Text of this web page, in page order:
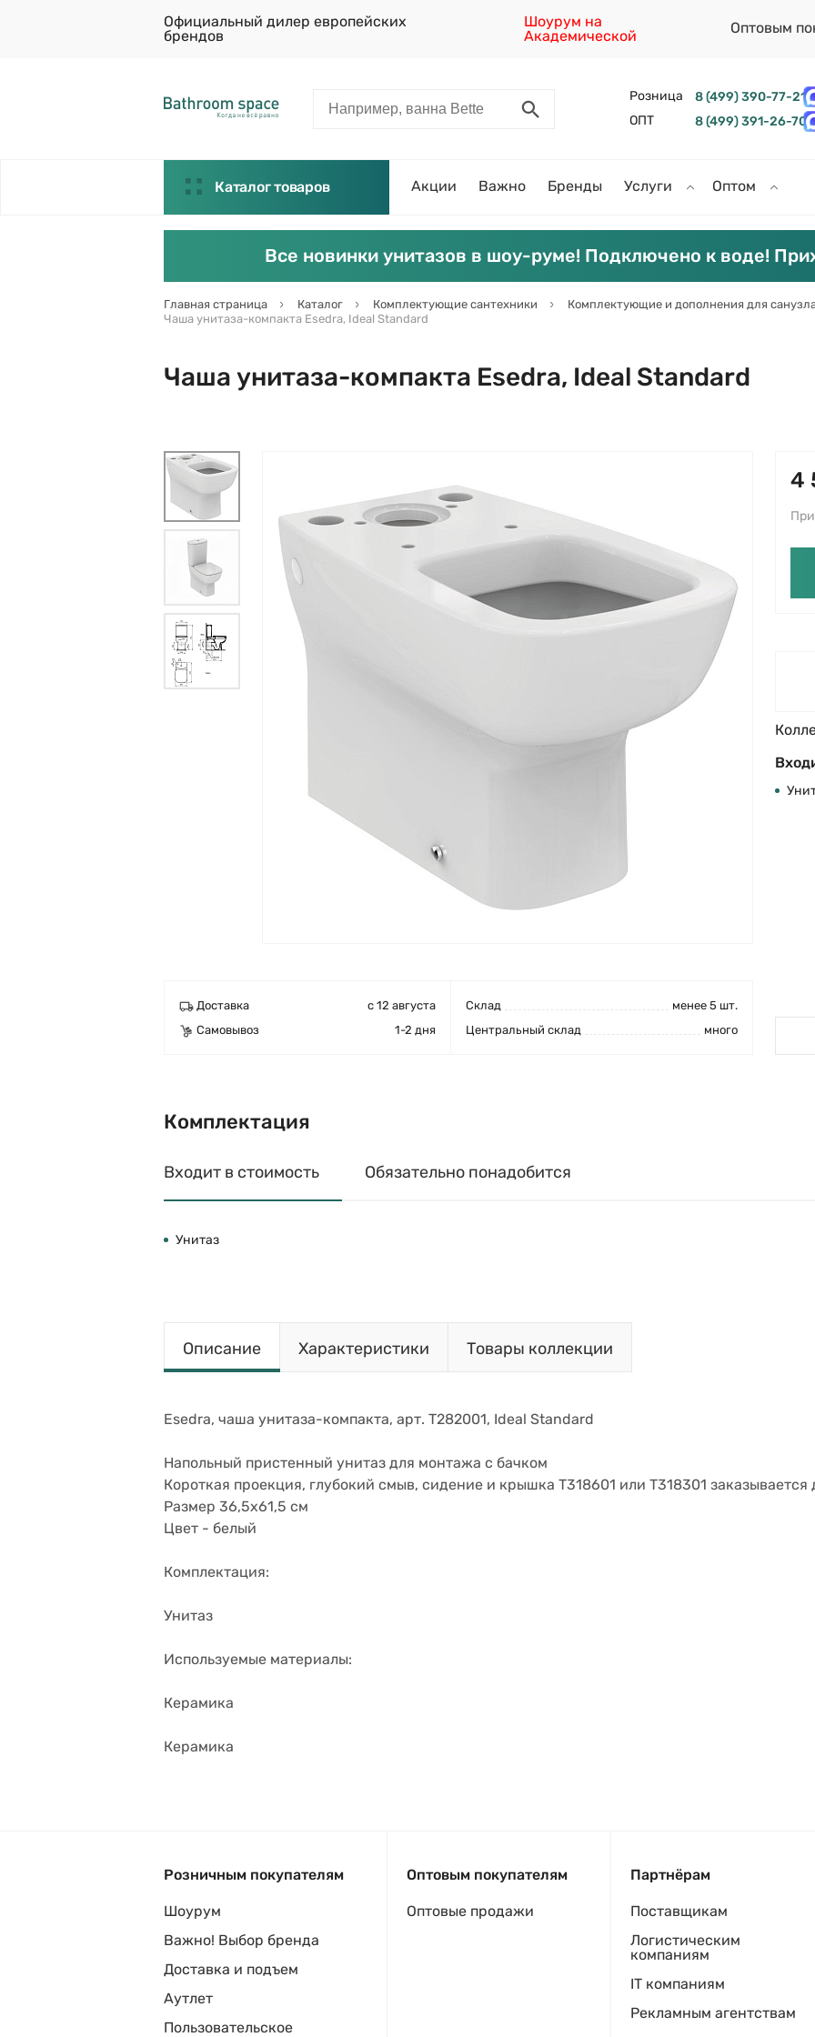
Официальный дилер европейских
брендов
Шоурум на
Академической
Оптовым
Розница 8 (499) 390-77-21
ОПТ
8 (499) 391-26-70
Каталог товаров Акции Важно Бренды Услуги Оптом
Все новинки унитазов в шоу-руме! Подключено к воде!
Главная страница Каталог Комплектующие сантехники
Комплектующие и дополнения для
Чаша унитаза-компакта Esedra, Ideal Standard
Чаша унитаза-компакта Esedra, Ideal Standard
4
Доставка
с 12 августа
Самовывоз
1-2 дня
Cклад
менее 5 шт.
Центральный склад
много
Комплектация
Входит в стоимость Обязательно понадобится
Унитаз
Описание Характеристики Товары коллекции
Esedra, чаша унитаза-компакта, арт. T282001, Ideal Standard
Напольный пристенный унитаз для монтажа с бачком
Короткая проекция, глубокий смыв, сидение и крышка T318601 или T318301 заказывается
Размер 36,5х61,5 см
Цвет - белый
Комплектация:
Унитаз
Используемые материалы:
Керамика
Керамика
Розничным покупателям
Шоурум
Важно! Выбор бренда
Доставка и подъем
Аутлет
Пользовательское
Оптовым покупателям
Оптовые продажи
Партнёрам
Поставщикам
Логистическим
компаниям
IT компаниям
Рекламным агентствам